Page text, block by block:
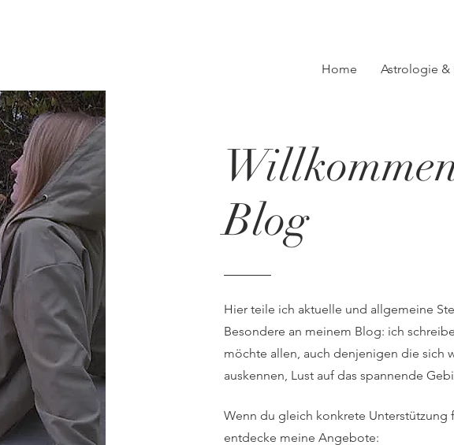
Home Astrologie &
Blog
Hier teile ich aktuelle und allgemeine
Besondere an meinem Blog: ich
möchte allen, auch denjenigen die sich
auskennen, Lust auf das spannende
Wenn du gleich konkrete Unterstützung
entdecke meine Angebote: